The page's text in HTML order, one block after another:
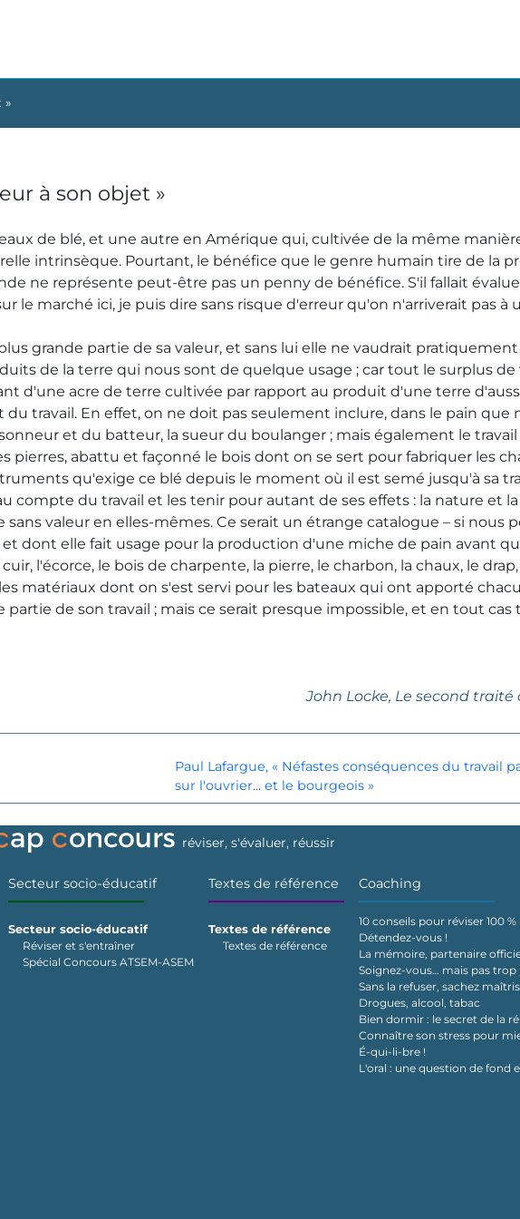
»
à son objet »
de blé, et une autre en Amérique qui, cultivée de la même
intrinsèque. Pourtant, le bénéfice que le genre humain tire de la
ne représente peut-être pas un penny de bénéfice. S'il fallait
le marché ici, je puis dire sans risque d'erreur qu'on n'arriverait pas à
grande partie de sa valeur, et sans lui elle ne vaudrait pratiquement
de la terre qui nous sont de quelque usage ; car tout le surplus de
d'une acre de terre cultivée par rapport au produit d'une terre
travail. En effet, on ne doit pas seulement inclure, dans le pain que
et du batteur, la sueur du boulanger ; mais également le
pierres, abattu et façonné le bois dont on se sert pour fabriquer les
qu'exige ce blé depuis le moment où il est semé jusqu'à sa
compte du travail et les tenir pour autant de ses effets : la nature et
valeur en elles-mêmes. Ce serait un étrange catalogue – si nous
dont elle fait usage pour la production d'une miche de pain avant
l'écorce, le bois de charpente, la pierre, le charbon, la chaux, le
matériaux dont on s'est servi pour les bateaux qui ont apporté
de son travail ; mais ce serait presque impossible, et en tout cas
John Locke, Le second
Paul Lafargue, « Néfastes conséquences du travail
sur l'ouvrier... et le bourgeois »
réviser, s'évaluer, réussir
Secteur socio-éducatif
Secteur socio-éducatif
Réviser et s'entraîner
Spécial Concours ATSEM-ASEM
Textes de référence
Textes de référence
Textes de référence
Coaching
10 conseils pour réviser 100 %
Détendez-vous !
La mémoire, partenaire
Soignez-vous… mais pas trop !
Sans la refuser, sachez
Drogues, alcool, tabac
Bien dormir : le secret de la
Connaître son stress pour
É-qui-li-bre !
L'oral : une question de fond